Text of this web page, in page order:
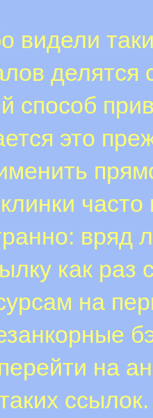
видели
способ
это
вряд
как
на
на